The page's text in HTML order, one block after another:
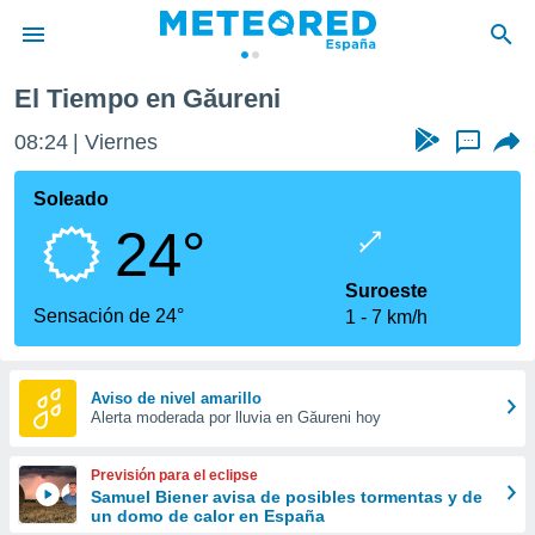
de
por
que se
calidad.
a este
las
y
forma
digital
basada
El Tiempo en Găureni
08:24 Viernes ...
Soleado
24°
Sensación de 24°
Suroeste
1
7 km/h
Aviso de nivel amarillo
Alerta moderada por lluvia en Găureni hoy
Previsión para el eclipse
Samuel Biener avisa de posibles tormentas y de
un domo de calor en España